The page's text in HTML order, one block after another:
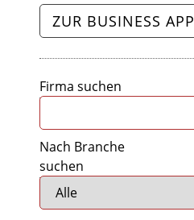
ZUR BUSINESS APP
Firma suchen
Nach Branche
suchen